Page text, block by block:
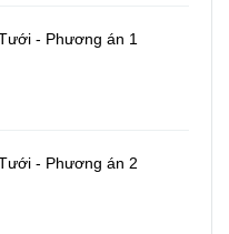
- Phương án 1
- Phương án 2